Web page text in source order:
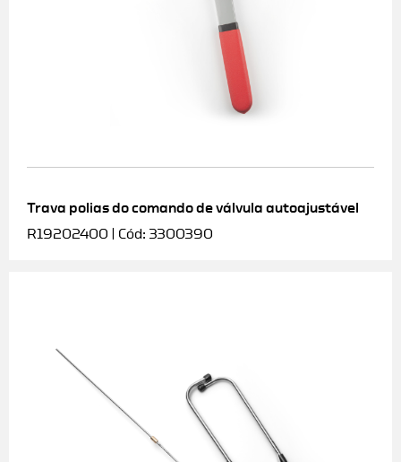
Trava polias do comando de válvula autoajustável
R19202400 | Cód: 3300390